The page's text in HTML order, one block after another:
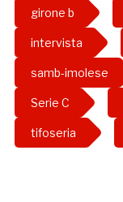
girone b
intervista
samb-imolese
Serie C
tifoseria